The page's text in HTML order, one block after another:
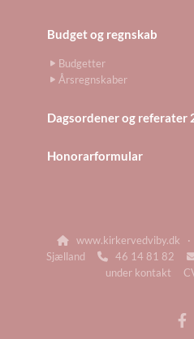
Budget og regnskab
Budgetter
Årsregnskaber
Dagsordener og referater
Honorarformular

www.kirkervedviby.dk
Sjælland
46 14 81 82
under kontakt